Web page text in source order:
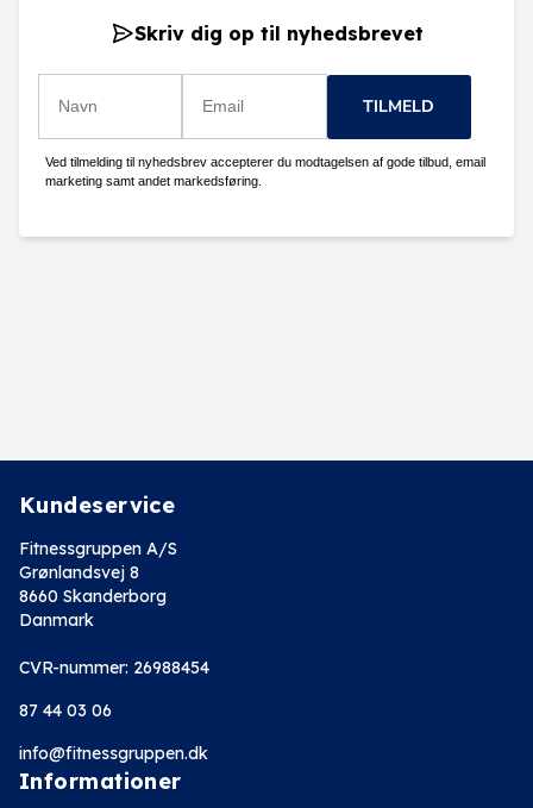
Skriv dig op til nyhedsbrevet
TILMELD
Ved tilmelding til nyhedsbrev accepterer du modtagelsen af gode tilbud, email
marketing samt andet markedsføring.
Kundeservice
Fitnessgruppen A/S
Grønlandsvej 8
8660 Skanderborg
Danmark
CVR-nummer: 26988454
87 44 03 06
info@fitnessgruppen.dk
Informationer